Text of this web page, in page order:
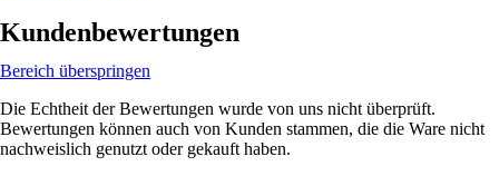
Kundenbewertungen
Bereich überspringen
Die Echtheit der Bewertungen wurde von uns nicht überprüft.
Bewertungen können auch von Kunden stammen, die die Ware nicht
nachweislich genutzt oder gekauft haben.